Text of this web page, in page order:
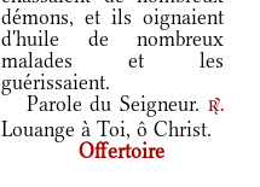
démons, et ils oignaient
d'huile de nombreux
malades et les
guérissaient.
Parole du Seigneur. r.
Louange à Toi, ô Christ.
Offertoire